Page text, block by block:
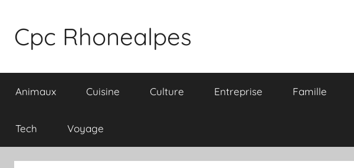
contenu
Cpc Rhonealpes
Animaux Cuisine Culture Entreprise Famille
Tech Voyage